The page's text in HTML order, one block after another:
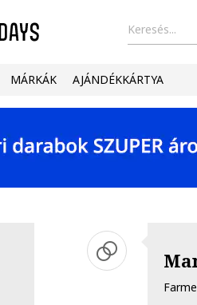
Keresés...
MÁRKÁK AJÁNDÉKKÁRTYA